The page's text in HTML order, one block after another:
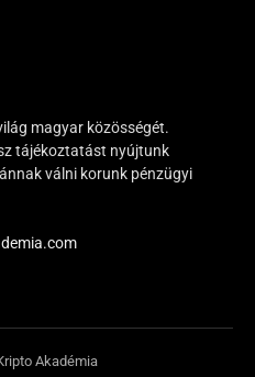
magyar közösségét.
tájékoztatást nyújtunk
válni korunk pénzügyi
Akadémia